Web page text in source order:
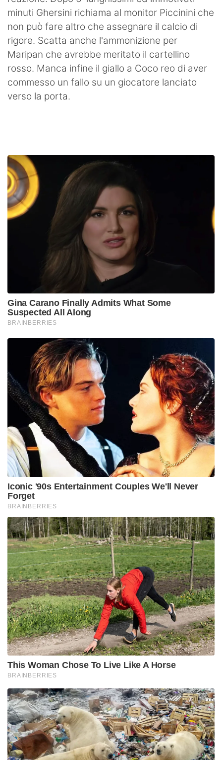
minuti Ghersini richiama al monitor Piccinini che
non può fare altro che assegnare il calcio di
rigore. Scatta anche l'ammonizione per
Maripan che avrebbe meritato il cartellino
rosso. Manca infine il giallo a Coco reo di aver
commesso un fallo su un giocatore lanciato
verso la porta.